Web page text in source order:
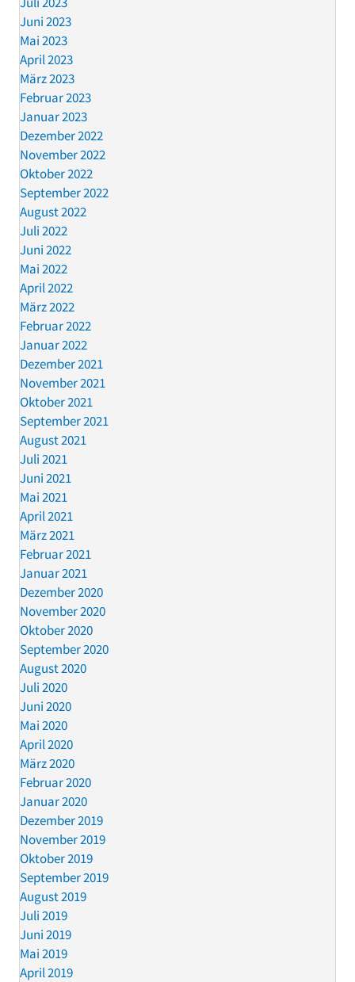
Juni 2023
Mai 2023
April 2023
März 2023
Februar 2023
Januar 2023
Dezember 2022
November 2022
Oktober 2022
September 2022
August 2022
Juli 2022
Juni 2022
Mai 2022
April 2022
März 2022
Februar 2022
Januar 2022
Dezember 2021
November 2021
Oktober 2021
September 2021
August 2021
Juli 2021
Juni 2021
Mai 2021
April 2021
März 2021
Februar 2021
Januar 2021
Dezember 2020
November 2020
Oktober 2020
September 2020
August 2020
Juli 2020
Juni 2020
Mai 2020
April 2020
März 2020
Februar 2020
Januar 2020
Dezember 2019
November 2019
Oktober 2019
September 2019
August 2019
Juli 2019
Juni 2019
Mai 2019
April 2019